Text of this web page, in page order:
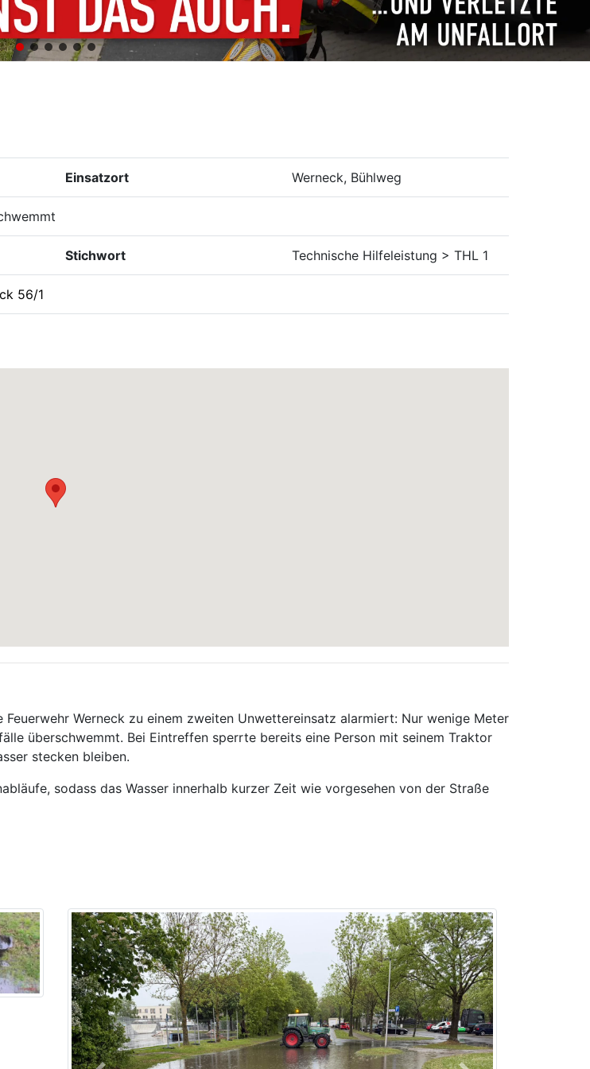
Einsatzort Werneck, Bühlweg
Stichwort Technische Hilfeleistung > THL 1
56/1
Feuerwehr Werneck zu einem zweiten Unwettereinsatz alarmiert: Nur wenige Meter
überschwemmt. Bei Eintreffen sperrte bereits eine Person mit seinem Traktor
stecken bleiben.
sodass das Wasser innerhalb kurzer Zeit wie vorgesehen von der Straße